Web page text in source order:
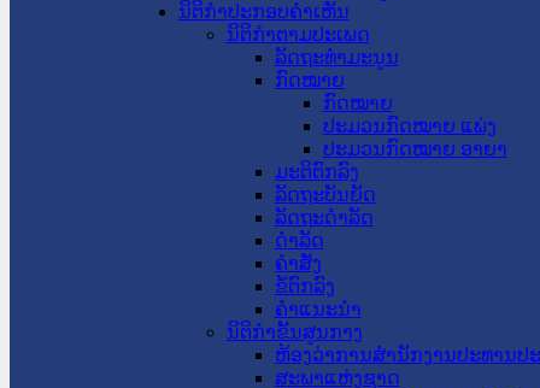
ນິຕິກໍາປະກອບຄໍາເຫັນ
ນິຕິກໍາຕາມປະເພດ
ລັດຖະທໍາມະນູນ
ກົດໝາຍ
ກົດໝາຍ
ປະມວນກົດໝາຍ ແພ່ງ
ປະມວນກົດໝາຍ ອາຍາ
ມະຕິຕົກລົງ
ລັດຖະບັນຍັດ
ລັດຖະດໍາລັດ
ດໍາລັດ
ຄໍາສັ່ງ
ຂໍ້ຕົກລົງ
ຄໍາແນະນໍາ
ນິຕິກຳຂັ້ນສູນກາງ
ຫ້ອງວ່າການສໍານັກງານປະທານປ
ສະພາແຫ່ງຊາດ